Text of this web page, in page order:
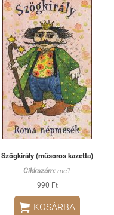
Szögkirály (műsoros kazetta)
Cikkszám: mc1
990 Ft
 KOSÁRBA